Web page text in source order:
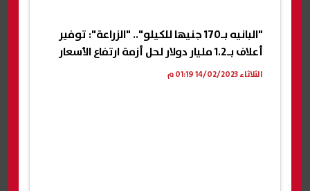
"البانيه بـ170 جنيها للكيلو".. "الزراعة": توفير
أعلاف بـ1.2 مليار دولار لحل أزمة ارتفاع الأسعار
الثلاثاء 14/02/2023 01:19 م